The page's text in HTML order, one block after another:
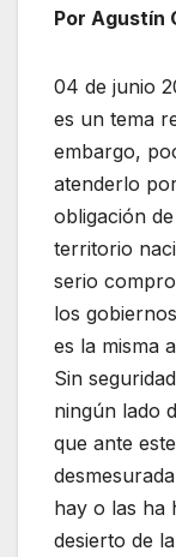
Por Agustín
04 de junio
es un tema
embargo,
atenderlo
obligación
territorio
serio
los
es la misma
Sin
ningún lado
que ante
hay o las ha
desierto de